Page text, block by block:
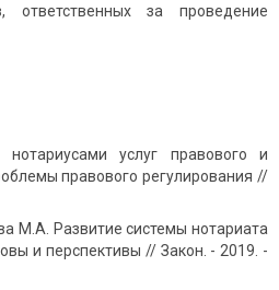
ответственных за проведение
услуг правового и
правового регулирования //
М.А. Развитие системы нотариата
и перспективы // Закон. - 2019. -